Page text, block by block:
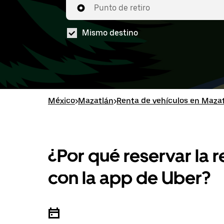
Punto de retiro
Mismo destino
México>Mazatlán>Renta de vehículos en
¿Por qué reservar la
con la app de Uber?